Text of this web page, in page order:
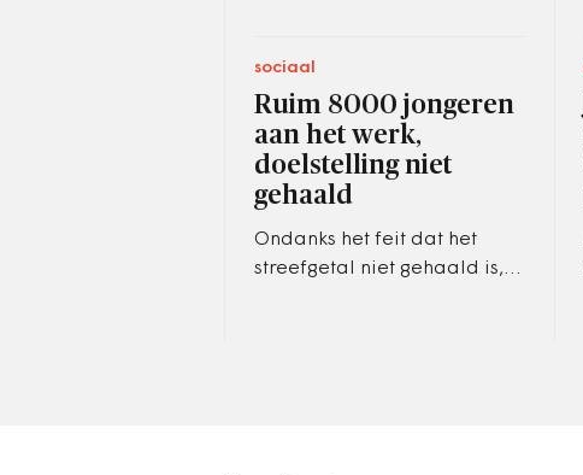
sociaal
Ruim 8000 jongeren
aan het werk,
doelstelling niet
gehaald
Ondanks het feit dat het
streefgetal niet gehaald is,